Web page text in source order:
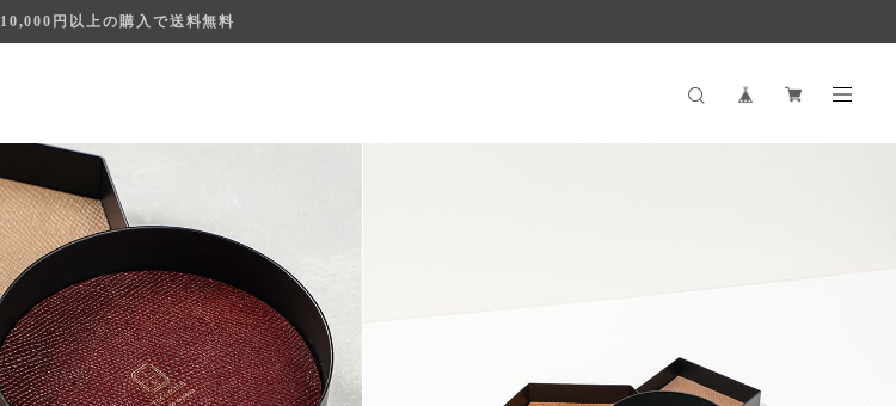
10,000円以上の購入で送料無料